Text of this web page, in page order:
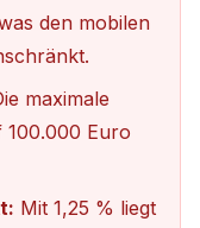
den mobilen
maximale
100.000 Euro
Mit 1,25 % liegt